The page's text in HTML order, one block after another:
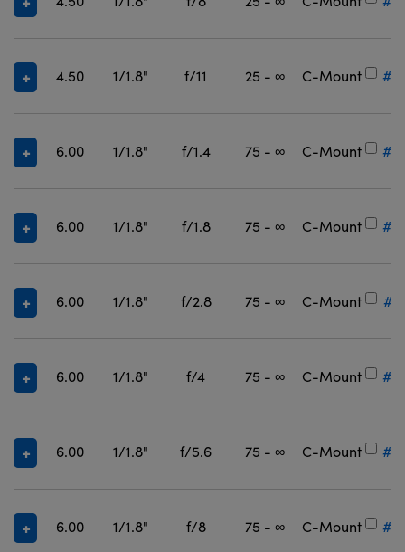
4.50 1/1.8" f/11 25 - ∞ C-Mount
6.00 1/1.8" f/1.4 75 - ∞ C-Mount
6.00 1/1.8" f/1.8 75 - ∞ C-Mount
6.00 1/1.8" f/2.8 75 - ∞ C-Mount
6.00 1/1.8" f/4 75 - ∞ C-Mount
6.00 1/1.8" f/5.6 75 - ∞ C-Mount
6.00 1/1.8" f/8 75 - ∞ C-Mount